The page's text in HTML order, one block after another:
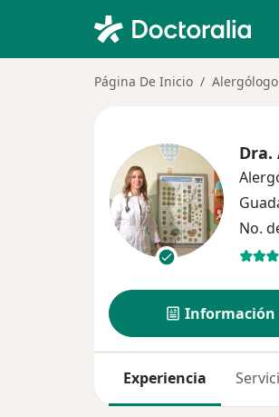
Página De Inicio Alergólogo
Dra.
No.
Información
Experiencia